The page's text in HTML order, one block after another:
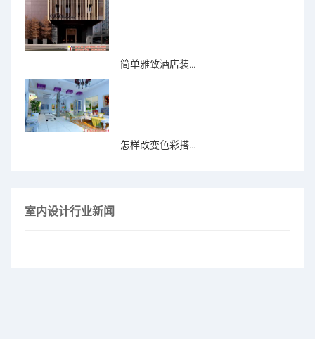
简单雅致酒店装...
怎样改变色彩搭...
室内设计行业新闻